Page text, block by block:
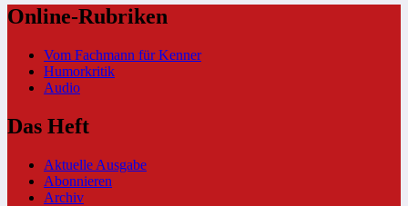
Online-Rubriken
Vom Fachmann für Kenner
Humorkritik
Audio
Das Heft
Aktuelle Ausgabe
Abonnieren
Archiv